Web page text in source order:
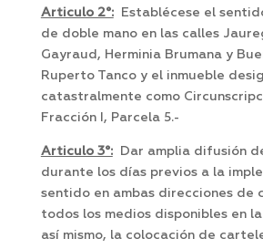
Articulo 2°:Establécese el
de doble mano en las calles
Gayraud, Herminia Brumana y
Ruperto Tanco y el inmueble
catastralmente como
Fracción I, Parcela 5.-
Articulo 3°:Dar amplia difusión
durante los días previos a la
sentido en ambas direcciones de
todos los medios disponibles en
así mismo, la colocación de